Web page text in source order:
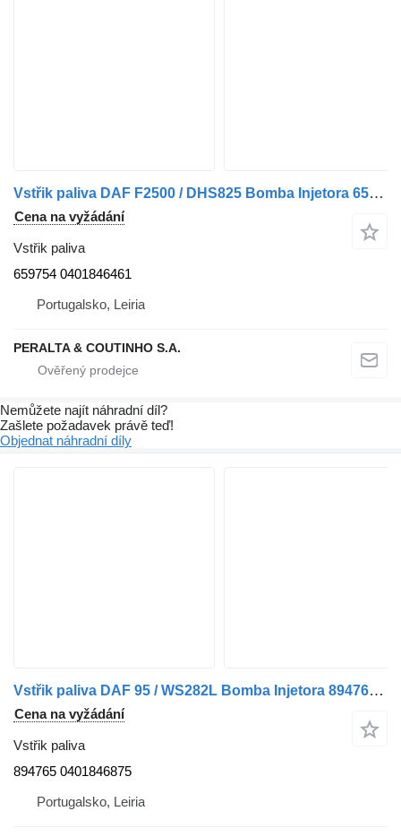
Vstřik paliva DAF F2500 / DHS825 Bomba Injetora 659754 pro nákladní auta DAF F2500
Cena na vyžádání
Vstřik paliva
659754 0401846461
Portugalsko, Leiria
PERALTA & COUTINHO S.A.
Nemůžete najít náhradní díl?
Zašlete požadavek právě teď!
Objednat náhradní díly
Vstřik paliva DAF 95 / WS282L Bomba Injetora 894765 pro nákladní auta DAF
Cena na vyžádání
Vstřik paliva
894765 0401846875
Portugalsko, Leiria